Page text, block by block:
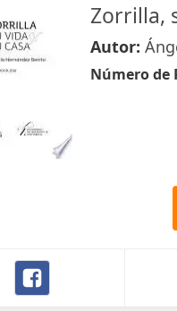
Zorrilla,
Autor:
Número de